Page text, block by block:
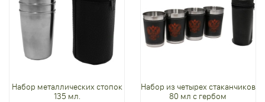
Набор металлических стопок
135 мл.
Набор из четырех стаканчиков
80 мл с гербом